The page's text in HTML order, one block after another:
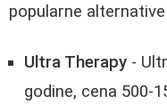
popularne
Ultra Therapy -
godine, cena 500-